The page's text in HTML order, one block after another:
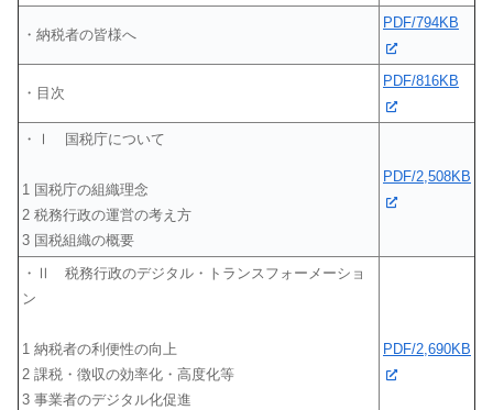
・納税者の皆様へ
PDF/794KB
・目次
PDF/816KB
・Ⅰ 国税庁について
1 国税庁の組織理念
2 税務行政の運営の考え方
3 国税組織の概要
PDF/2,508KB
・Ⅱ 税務行政のデジタル・トランスフォーメーショ
ン
1 納税者の利便性の向上
2 課税・徴収の効率化・高度化等
3 事業者のデジタル化促進
PDF/2,690KB